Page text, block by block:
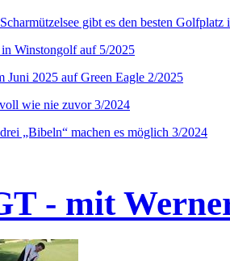
gibt es den besten
Winstongolf auf 5/2025
Juni 2025 auf Green Eagle 2/2025
wie nie zuvor 3/2024
„Bibeln“ machen es möglich 3/2024
- mit